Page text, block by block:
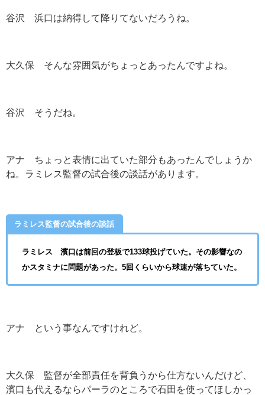
谷沢 浜口は納得して降りてないだろうね。
大久保 そんな雰囲気がちょっとあったんですよね。
谷沢 そうだね。
アナ ちょっと表情に出ていた部分もあったんでしょうか
ね。ラミレス監督の試合後の談話があります。
ラミレス監督の試合後の談話
ラミレス 濱口は前回の登板で133球投げていた。その影響なの
かスタミナに問題があった。5回くらいから球速が落ちていた。
アナ という事なんですけれど。
大久保 監督が全部責任を背負うから仕方ないんだけど、
濱口も代えるならパーラのところで石田を使ってほしかっ